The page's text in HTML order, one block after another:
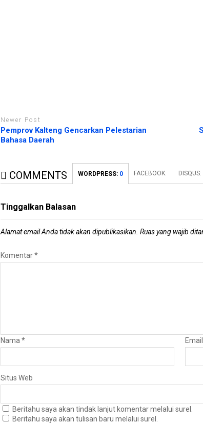
Newer Post
Pemprov Kalteng Gencarkan Pelestarian
Bahasa Daerah
COMMENTS WORDPRESS: 0 FACEBOOK: DISQUS:
Tinggalkan Balasan
Alamat email Anda tidak akan dipublikasikan. Ruas yang wajib
Komentar*
Nama*
Situs Web
Beritahu saya akan tindak lanjut komentar melalui surel.
Beritahu saya akan tulisan baru melalui surel.